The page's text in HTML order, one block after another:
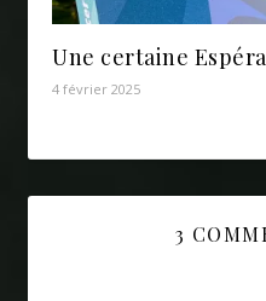
Une certaine
4 février 2025
3